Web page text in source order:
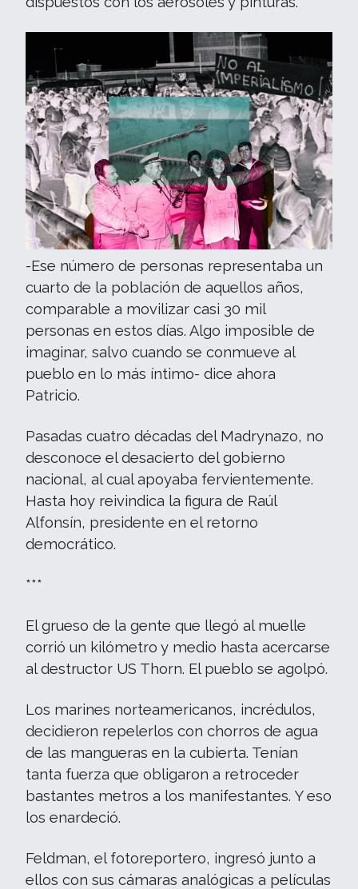
-Ese número de personas representaba un
cuarto de la población de aquellos años,
comparable a movilizar casi 30 mil
personas en estos días. Algo imposible de
imaginar, salvo cuando se conmueve al
pueblo en lo más íntimo- dice ahora
Patricio.
Pasadas cuatro décadas del Madrynazo, no
desconoce el desacierto del gobierno
nacional, al cual apoyaba fervientemente.
Hasta hoy reivindica la figura de Raúl
Alfonsín, presidente en el retorno
democrático.
***
El grueso de la gente que llegó al muelle
corrió un kilómetro y medio hasta acercarse
al destructor US Thorn. El pueblo se agolpó.
Los marines norteamericanos, incrédulos,
decidieron repelerlos con chorros de agua
de las mangueras en la cubierta. Tenían
tanta fuerza que obligaron a retroceder
bastantes metros a los manifestantes. Y eso
los enardeció.
Feldman, el fotoreportero, ingresó junto a
ellos con sus cámaras analógicas a películas